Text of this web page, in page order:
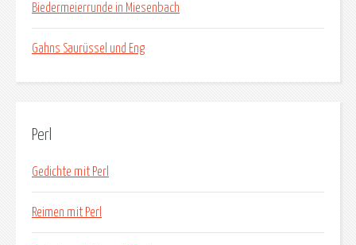
Biedermeierrunde in Miesenbach
Gahns Saurüssel und Eng
Perl
Gedichte mit Perl
Reimen mit Perl